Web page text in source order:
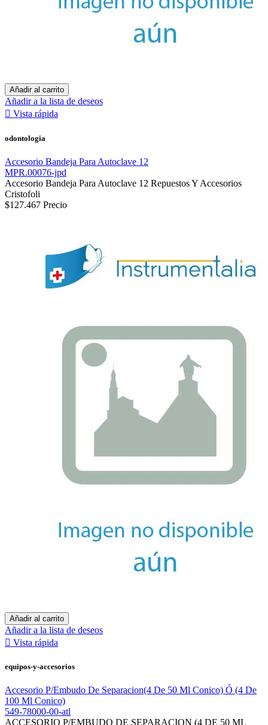
Añadir al carrito
Añadir a la lista de deseos
 Vista rápida
odontologia
Accesorio Bandeja Para Autoclave 12
MPR.00076-jpd
Accesorio Bandeja Para Autoclave 12 Repuestos Y Accesorios
Cristofoli
$127.467 Precio
Añadir al carrito
Añadir a la lista de deseos
 Vista rápida
equipos-y-accesorios
Accesorio P/Embudo De Separacion(4 De 50 Ml Conico) Ó (4 De
100 Ml Conico)
549-78000-00-atl
ACCESORIO P/EMBUDO DE SEPARACION (4 DE 50 ML